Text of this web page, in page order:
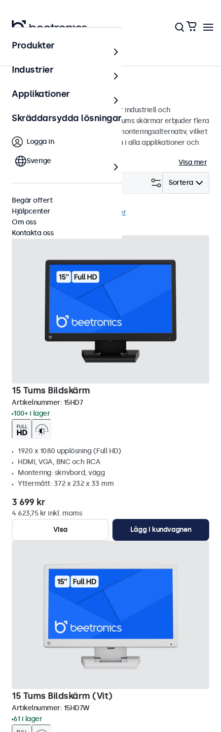
Bildskärmar
15 tums bildskärmar
15 tums bildskärmar designade för industriell och
kommersiell användning. Våra 15 tums skärmar erbjuder flera
bildanslutningar och mångsidiga monteringsalternativ, vilket
gör de enkla att sömlöst integrera i alla applikationer och
Visa mer
Sortera
Filtrera (4)
15 tums bildskärmar Rensa filter
15 Tums Bildskärm
Artikelnummer: 15HD7
100+ i lager
1920 x 1080 upplösning (Full HD)
HDMI, VGA, BNC och RCA
Montering: skrivbord, vägg
Yttermått: 372 x 232 x 33 mm
3 699 kr
4 623,75 kr inkl. moms
Visa
Lägg i kundvagnen
15 Tums Bildskärm (Vit)
Artikelnummer: 15HD7W
61 i lager
Produkter
Industrier
Applikationer
Skräddarsydda lösningar
Logga in
Sverige
Begär offert
Hjälpcenter
Om oss
Kontakta oss